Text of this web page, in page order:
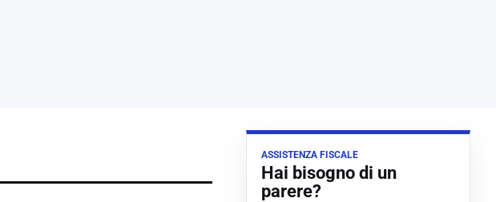
ASSISTENZA FISCALE
Hai bisogno di un
parere?